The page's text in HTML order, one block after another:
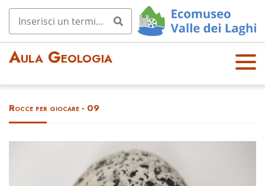
Aula Geologia
OPE
N
Rocce per giocare - 09